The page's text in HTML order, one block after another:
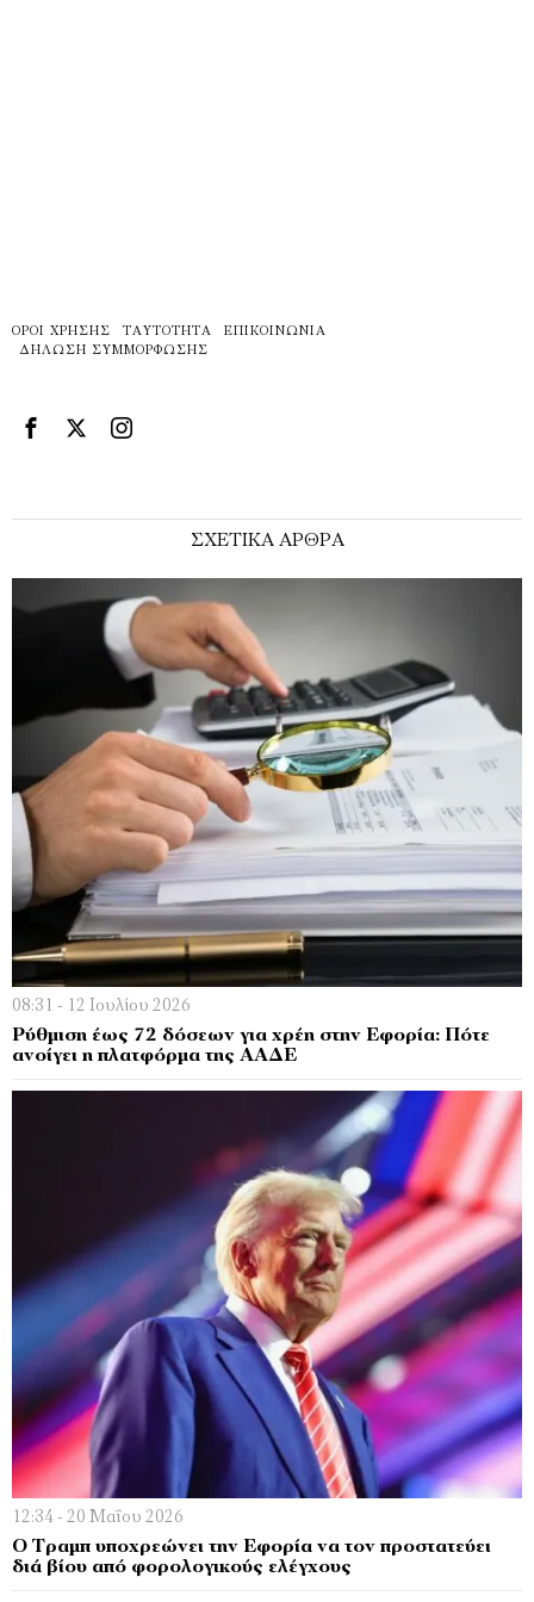
ΌΡΟΙ ΧΡΉΣΗΣ ΤΑΥΤΌΤΗΤΑ
ΕΠΙΚΟΙΝΩΝΊΑ
ΔΉΛΩΣΗ ΣΥΜΜΌΡΦΩΣΗΣ
ΣΧΕΤΙΚΑ ΑΡΘΡΑ
08:31 - 12 Ιουλίου 2026
Ρύθμιση έως 72 δόσεων για χρέη στην Εφορία: Πότε
ανοίγει η πλατφόρμα της ΑΑΔΕ
12:34 - 20 Μαΐου 2026
Ο Τραμπ υποχρεώνει την Εφορία να τον προστατεύει
διά βίου από φορολογικούς ελέγχους